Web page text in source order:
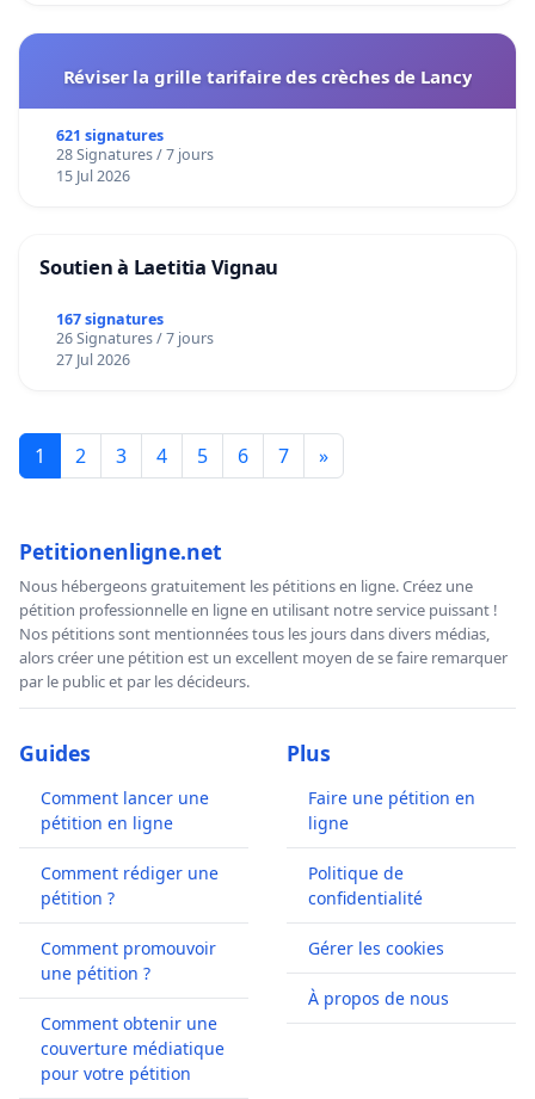
Réviser la grille tarifaire des crèches de Lancy
621 signatures
28 Signatures / 7 jours
15 Jul 2026
Soutien à Laetitia Vignau
167 signatures
26 Signatures / 7 jours
27 Jul 2026
1 2 3 4 5 6 7 »
Petitionenligne.net
Nous hébergeons gratuitement les pétitions en ligne. Créez une
pétition professionnelle en ligne en utilisant notre service puissant !
Nos pétitions sont mentionnées tous les jours dans divers médias,
alors créer une pétition est un excellent moyen de se faire remarquer
par le public et par les décideurs.
Guides
Comment lancer une
pétition en ligne
Comment rédiger une
pétition ?
Comment promouvoir
une pétition ?
Comment obtenir une
couverture médiatique
pour votre pétition
Plus
Faire une pétition en
ligne
Politique de
confidentialité
Gérer les cookies
À propos de nous